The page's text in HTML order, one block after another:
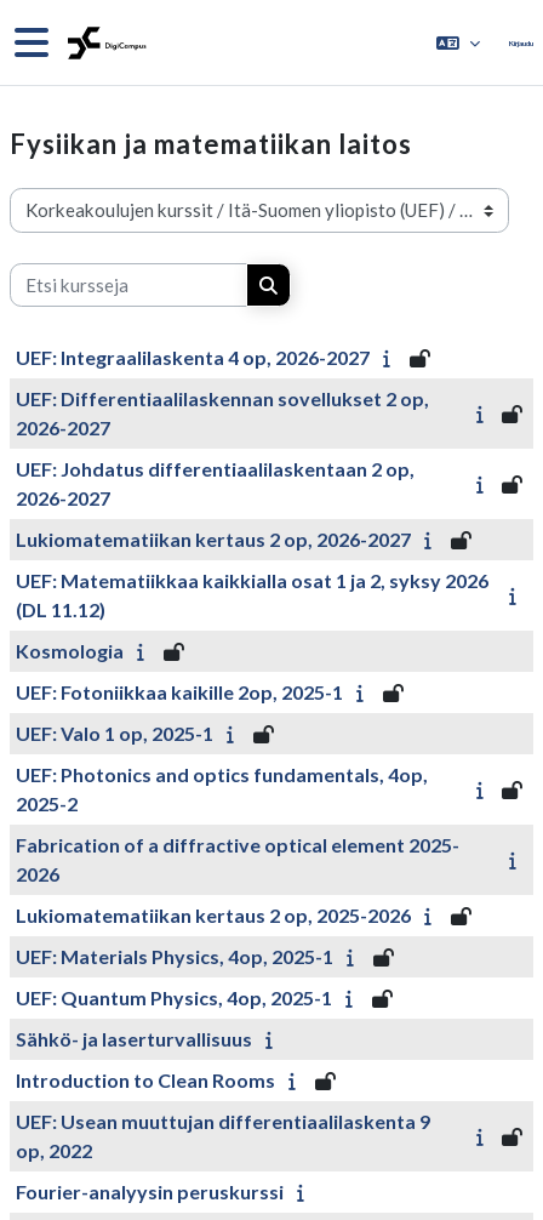
Sivupaneeli Kirjaudu
Fysiikan ja matematiikan laitos
Kurssikategoriat
Etsi kursseja
Etsi kursseja
UEF: Integraalilaskenta 4 op, 2026-2027
UEF: Differentiaalilaskennan sovellukset 2 op,
2026-2027
UEF: Johdatus differentiaalilaskentaan 2 op,
2026-2027
Lukiomatematiikan kertaus 2 op, 2026-2027
UEF: Matematiikkaa kaikkialla osat 1 ja 2, syksy 2026
(DL 11.12)
Kosmologia
UEF: Fotoniikkaa kaikille 2op, 2025-1
UEF: Valo 1 op, 2025-1
UEF: Photonics and optics fundamentals, 4op,
2025-2
Fabrication of a diffractive optical element 2025-
2026
Lukiomatematiikan kertaus 2 op, 2025-2026
UEF: Materials Physics, 4op, 2025-1
UEF: Quantum Physics, 4op, 2025-1
Sähkö- ja laserturvallisuus
Introduction to Clean Rooms
UEF: Usean muuttujan differentiaalilaskenta 9
op, 2022
Fourier-analyysin peruskurssi